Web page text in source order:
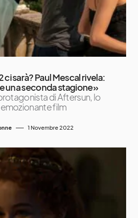
sarà? Paul Mescal rivela:
una seconda stagione»
di Aftersun, lo
film
1 Novembre 2022